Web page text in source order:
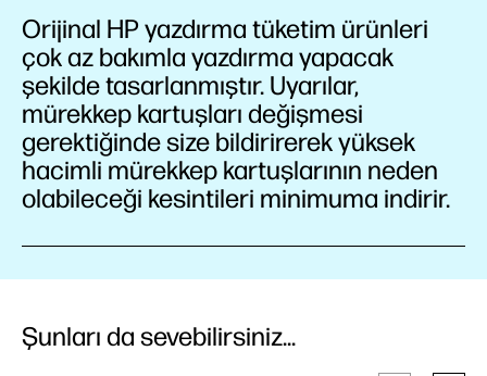
Orijinal HP yazdırma tüketim ürünleri
çok az bakımla yazdırma yapacak
şekilde tasarlanmıştır. Uyarılar,
mürekkep kartuşları değişmesi
gerektiğinde size bildirirerek yüksek
hacimli mürekkep kartuşlarının neden
olabileceği kesintileri minimuma indirir.
Şunları da sevebilirsiniz...